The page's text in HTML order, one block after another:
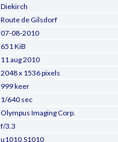
Diekirch
Route de Gilsdorf
07-08-2010
651 KiB
11 aug 2010
2048 x 1536 pixels
999 keer
1/640 sec
Olympus Imaging Corp.
f/3.3
u1010,S1010